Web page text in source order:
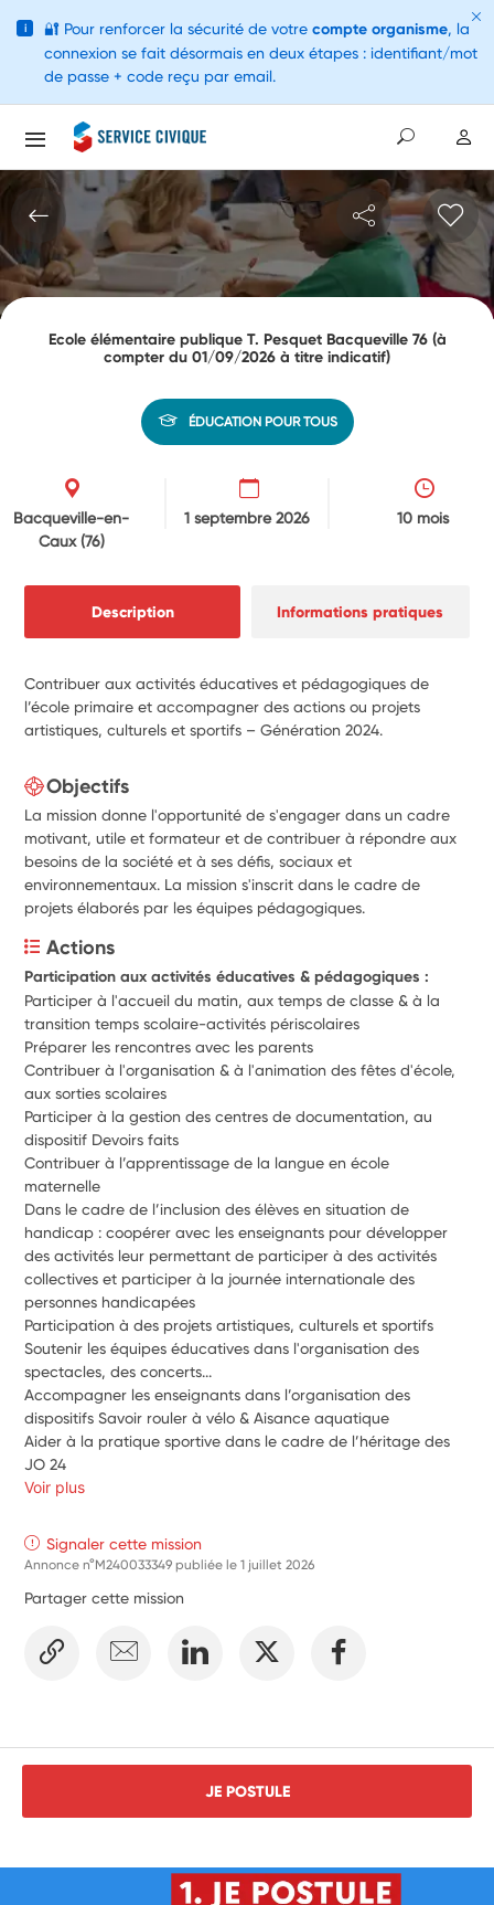
Ecole élémentaire publique T. Pesquet Bacqueville 76 (à
compter du 01/09/2026 à titre indicatif)
ÉDUCATION POUR TOUS
Bacqueville-en-
Caux(76)
1 septembre 2026 10 mois
Description Informations pratiques
Contribuer aux activités éducatives et pédagogiques de
l’école primaire et accompagner des actions ou projets
artistiques, culturels et sportifs – Génération 2024.
Objectifs
La mission donne l'opportunité de s'engager dans un cadre
motivant, utile et formateur et de contribuer à répondre aux
besoins de la société et à ses défis, sociaux et
environnementaux. La mission s'inscrit dans le cadre de
projets élaborés par les équipes pédagogiques.
Actions
Participation aux activités éducatives & pédagogiques :
Participer à l'accueil du matin, aux temps de classe & à la
transition temps scolaire-activités périscolaires
Préparer les rencontres avec les parents
Contribuer à l'organisation & à l'animation des fêtes d'école,
aux sorties scolaires
Participer à la gestion des centres de documentation, au
dispositif Devoirs faits
Contribuer à l’apprentissage de la langue en école
maternelle
Dans le cadre de l’inclusion des élèves en situation de
handicap : coopérer avec les enseignants pour développer
des activités leur permettant de participer à des activités
collectives et participer à la journée internationale des
personnes handicapées
Participation à des projets artistiques, culturels et sportifs
Soutenir les équipes éducatives dans l'organisation des
spectacles, des concerts...
Accompagner les enseignants dans l’organisation des
dispositifs Savoir rouler à vélo & Aisance aquatique
Aider à la pratique sportive dans le cadre de l’héritage des
JO 24
Voir plus
Signaler cette mission
Annonce n°M240033349 publiée le1 juillet 2026
Partager cette mission
JE POSTULE
i 🔐 Pour renforcer la sécurité de votre compte organisme, la
connexion se fait désormais en deux étapes : identifiant/mot
de passe + code reçu par email.